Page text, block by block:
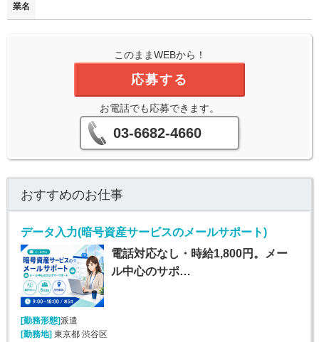
業名
このままWEBから！
応募する
お電話でも応募できます。
03-6682-4660
おすすめのお仕事
データ入力(暗号資産サービスのメールサポート)
電話対応なし・時給1,800円。メー
ル中心のサポ…
[勤務形態]派遣
[勤務地] 東京都 渋谷区